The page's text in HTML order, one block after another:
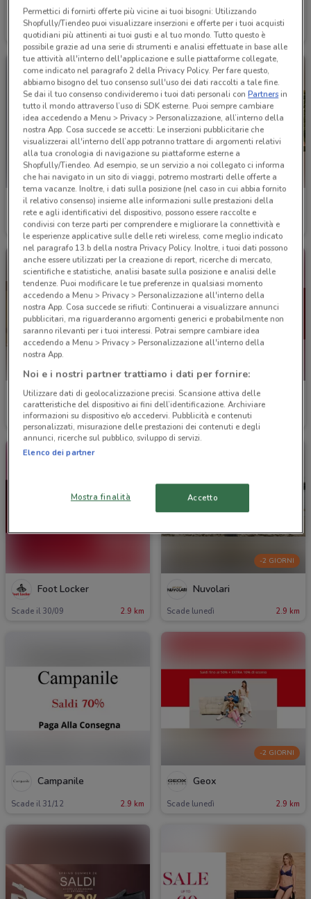
Tubertini
Scade il 31/12 2.6 km
Primadonna
Scade il 31/08
Parentini
Scade il 22/09 2.7 km
Carpisa
Scade il 31/08 2.7 km
Oysho
Scade il 02/09 2.8 km
Tommy Hilfiger
Scade lunedì
Foot Locker
Scade il 30/09 2.9 km
-2 GIORNI
Nuvolari
Scade lunedì 2.9 km
Campanile
Scade il 31/12 2.9 km
-2 GIORNI
Geox
Scade lunedì 2.9 km
Permettici di fornirti offerte più vicine ai tuoi bisogni: Utilizzando
Shopfully/Tiendeo puoi visualizzare inserzioni e offerte per i tuoi acquisti
quotidiani più attinenti ai tuoi gusti e al tuo mondo. Tutto questo è
possibile grazie ad una serie di strumenti e analisi effettuate in base alle
tue attività all'interno dell'applicazione e sulle piattaforme collegate,
come indicato nel paragrafo 2 della Privacy Policy. Per fare questo,
abbiamo bisogno del tuo consenso sull'uso dei dati raccolti a tale fine.
Se dai il tuo consenso condivideremo i tuoi dati personali conPartnersin
tutto il mondo attraverso l’uso di SDK esterne. Puoi sempre cambiare
idea accedendo a Menu > Privacy > Personalizzazione, all’interno della
nostra App. Cosa succede se accetti: Le inserzioni pubblicitarie che
visualizzerai all'interno dell’app potranno trattare di argomenti relativi
alla tua cronologia di navigazione su piattaforme esterne a
Shopfully/Tiendeo. Ad esempio, se un servizio a noi collegato ci informa
che hai navigato in un sito di viaggi, potremo mostrarti delle offerte a
tema vacanze. Inoltre, i dati sulla posizione (nel caso in cui abbia fornito
il relativo consenso) insieme alle informazioni sulle prestazioni della
rete e agli identificativi del dispositivo, possono essere raccolte e
condivisi con terze parti per comprendere e migliorare la connettività e
le esperienze applicative sulle delle reti wireless, come meglio indicato
nel paragrafo 13.b della nostra Privacy Policy. Inoltre, i tuoi dati possono
anche essere utilizzati per la creazione di report, ricerche di mercato,
scientifiche e statistiche, analisi basate sulla posizione e analisi delle
tendenze. Puoi modificare le tue preferenze in qualsiasi momento
accedendo a Menu > Privacy > Personalizzazione all'interno della
nostra App. Cosa succede se rifiuti: Continuerai a visualizzare annunci
pubblicitari, ma riguarderanno argomenti generici e probabilmente non
saranno rilevanti per i tuoi interessi. Potrai sempre cambiare idea
accedendo a Menu > Privacy > Personalizzazione all'interno della
nostra App.
Noi e i nostri partner trattiamo i dati per fornire:
Utilizzare dati di geolocalizzazione precisi. Scansione attiva delle
caratteristiche del dispositivo ai fini dell’identificazione. Archiviare
informazioni su dispositivo e/o accedervi. Pubblicità e contenuti
personalizzati, misurazione delle prestazioni dei contenuti e degli
annunci, ricerche sul pubblico, sviluppo di servizi.
Elenco dei partner
Mostra finalità Accetto